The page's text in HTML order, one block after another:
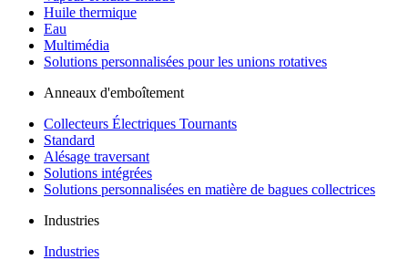
Huile thermique
Eau
Multimédia
Solutions personnalisées pour les unions rotatives
Anneaux d'emboîtement
Collecteurs Électriques Tournants
Standard
Alésage traversant
Solutions intégrées
Solutions personnalisées en matière de bagues collectrices
Industries
Industries